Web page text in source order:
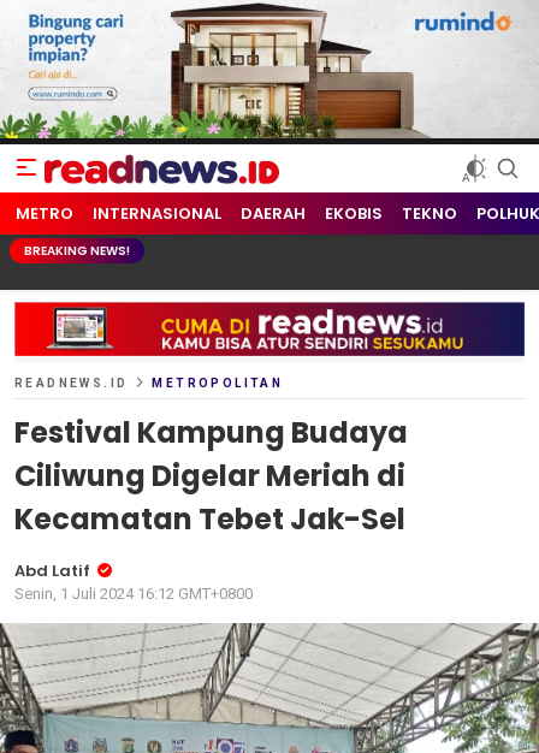
readnews.id
Berita Terkini, Update Terbaru Hari ini dari Indonesia dan Dunia
METRO INTERNASIONAL DAERAH EKOBIS TEKNO
BREAKING NEWS!
READNEWS.ID METROPOLITAN
Festival Kampung Budaya
Ciliwung Digelar Meriah di
Kecamatan Tebet Jak-Sel
Abd Latif
Senin, 1 Juli 2024 16:12 GMT+0800